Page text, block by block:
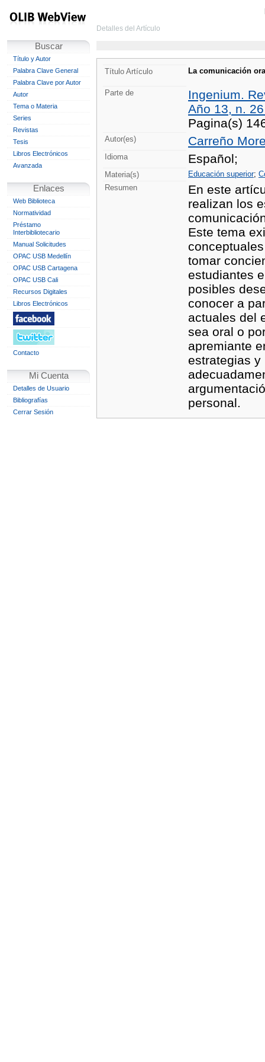
Buscar
Título y Autor
Palabra Clave General
Palabra Clave por Autor
Autor
Tema o Materia
Series
Revistas
Tesis
Libros Electrónicos
Avanzada
Enlaces
Web Biblioteca
Normatividad
Préstamo
Interbibliotecario
Manual Solicitudes
OPAC USB Medellín
OPAC USB Cartagena
OPAC USB Cali
Recursos Digitales
Libros Electrónicos
Contacto
Mi Cuenta
Detalles de Usuario
Bibliografías
Cerrar Sesión
Detalles del Artículo
Título Artículo La comunicación
Parte de
Ingenium.
Año 13, n.
Pagina(s)
Autor(es) Carreño
Idioma Español;
Materia(s) Educación superior;
Resumen
En este
realizan los
Este tema
tomar
estudiantes
posibles
conocer a
actuales del
sea oral o
apremiante
estrategias y
personal.